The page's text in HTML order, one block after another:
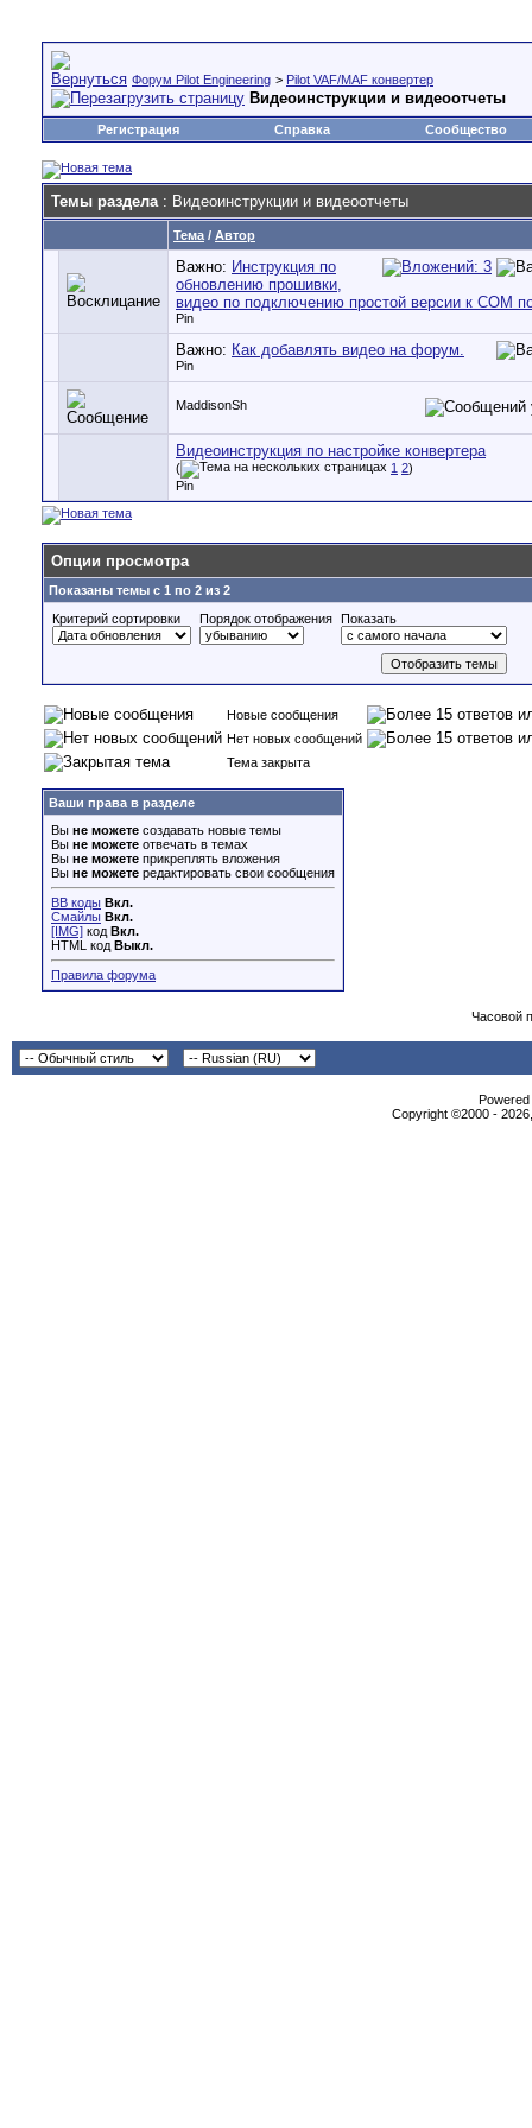
Форум Pilot Engineering > Pilot VAF/MAF конвертер
Видеоинструкции и видеоотчеты
Регистрация Справка Сообщество
Темы раздела: Видеоинструкции и видеоотчеты
Тема / Автор
Важно: Инструкция по
обновлению прошивки,
видео по подключению простой версии к COM
Pin
Важно: Как добавлять видео на форум.
Pin
MaddisonSh
Видеоинструкция по настройке конвертера
( 1 2)
Pin
Опции просмотра
Показаны темы с 1 по 2 из 2
Критерий сортировки
Порядок отображения Показать
Новые сообщения
Нет новых сообщений
Тема закрыта
Ваши права в разделе
Вы не можете создавать новые темы
Вы не можете отвечать в темах
Вы не можете прикреплять вложения
Вы не можете редактировать свои сообщения
BB коды Вкл.
Смайлы Вкл.
[IMG] код Вкл.
HTML код Выкл.
Правила форума
Часовой
Copyright ©2000 -